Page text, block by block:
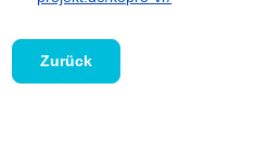
Zurück